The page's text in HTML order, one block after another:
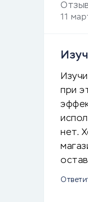
11
при
нет.